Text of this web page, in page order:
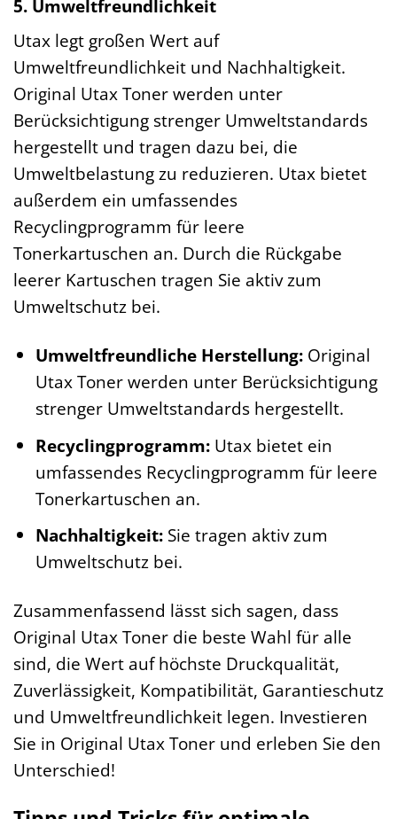
5. Umweltfreundlichkeit
Utax legt großen Wert auf
Umweltfreundlichkeit und Nachhaltigkeit.
Original Utax Toner werden unter
Berücksichtigung strenger Umweltstandards
hergestellt und tragen dazu bei, die
Umweltbelastung zu reduzieren. Utax bietet
außerdem ein umfassendes
Recyclingprogramm für leere
Tonerkartuschen an. Durch die Rückgabe
leerer Kartuschen tragen Sie aktiv zum
Umweltschutz bei.
Umweltfreundliche Herstellung:Original
Utax Toner werden unter Berücksichtigung
strenger Umweltstandards hergestellt.
Recyclingprogramm:Utax bietet ein
umfassendes Recyclingprogramm für leere
Tonerkartuschen an.
Nachhaltigkeit:Sie tragen aktiv zum
Umweltschutz bei.
Zusammenfassend lässt sich sagen, dass
Original Utax Toner die beste Wahl für alle
sind, die Wert auf höchste Druckqualität,
Zuverlässigkeit, Kompatibilität, Garantieschutz
und Umweltfreundlichkeit legen. Investieren
Sie in Original Utax Toner und erleben Sie den
Unterschied!